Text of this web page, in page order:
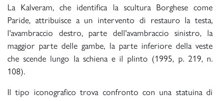
La Kalveram, che identifica la scultura Borghese come
Paride, attribuisce a un intervento di restauro la testa,
l'avambraccio destro, parte dell'avambraccio sinistro, la
maggior parte delle gambe, la parte inferiore della veste
che scende lungo la schiena e il plinto (1995, p. 219, n.
108).
Il tipo iconografico trova confronto con una statuina di